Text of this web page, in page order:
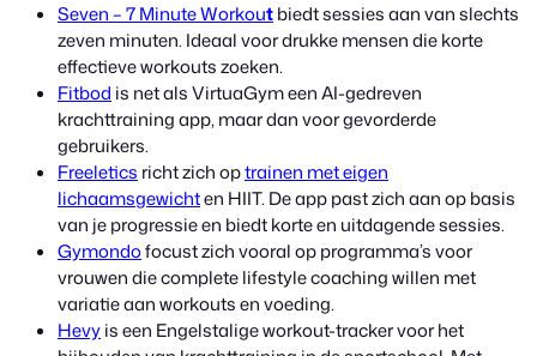
Seven – 7 Minute Workoutbiedt sessies aan van slechts
zeven minuten. Ideaal voor drukke mensen die korte
effectieve workouts zoeken.
Fitbod is net als VirtuaGym een AI-gedreven
krachttraining app, maar dan voor gevorderde
gebruikers.
Freeletics richt zich optrainen met eigen
lichaamsgewichten HIIT. De app past zich aan op basis
van je progressie en biedt korte en uitdagende sessies.
Gymondofocust zich vooral op programma’s voor
vrouwen die complete lifestyle coaching willen met
variatie aan workouts en voeding.
Hevyis een Engelstalige workout-tracker voor het